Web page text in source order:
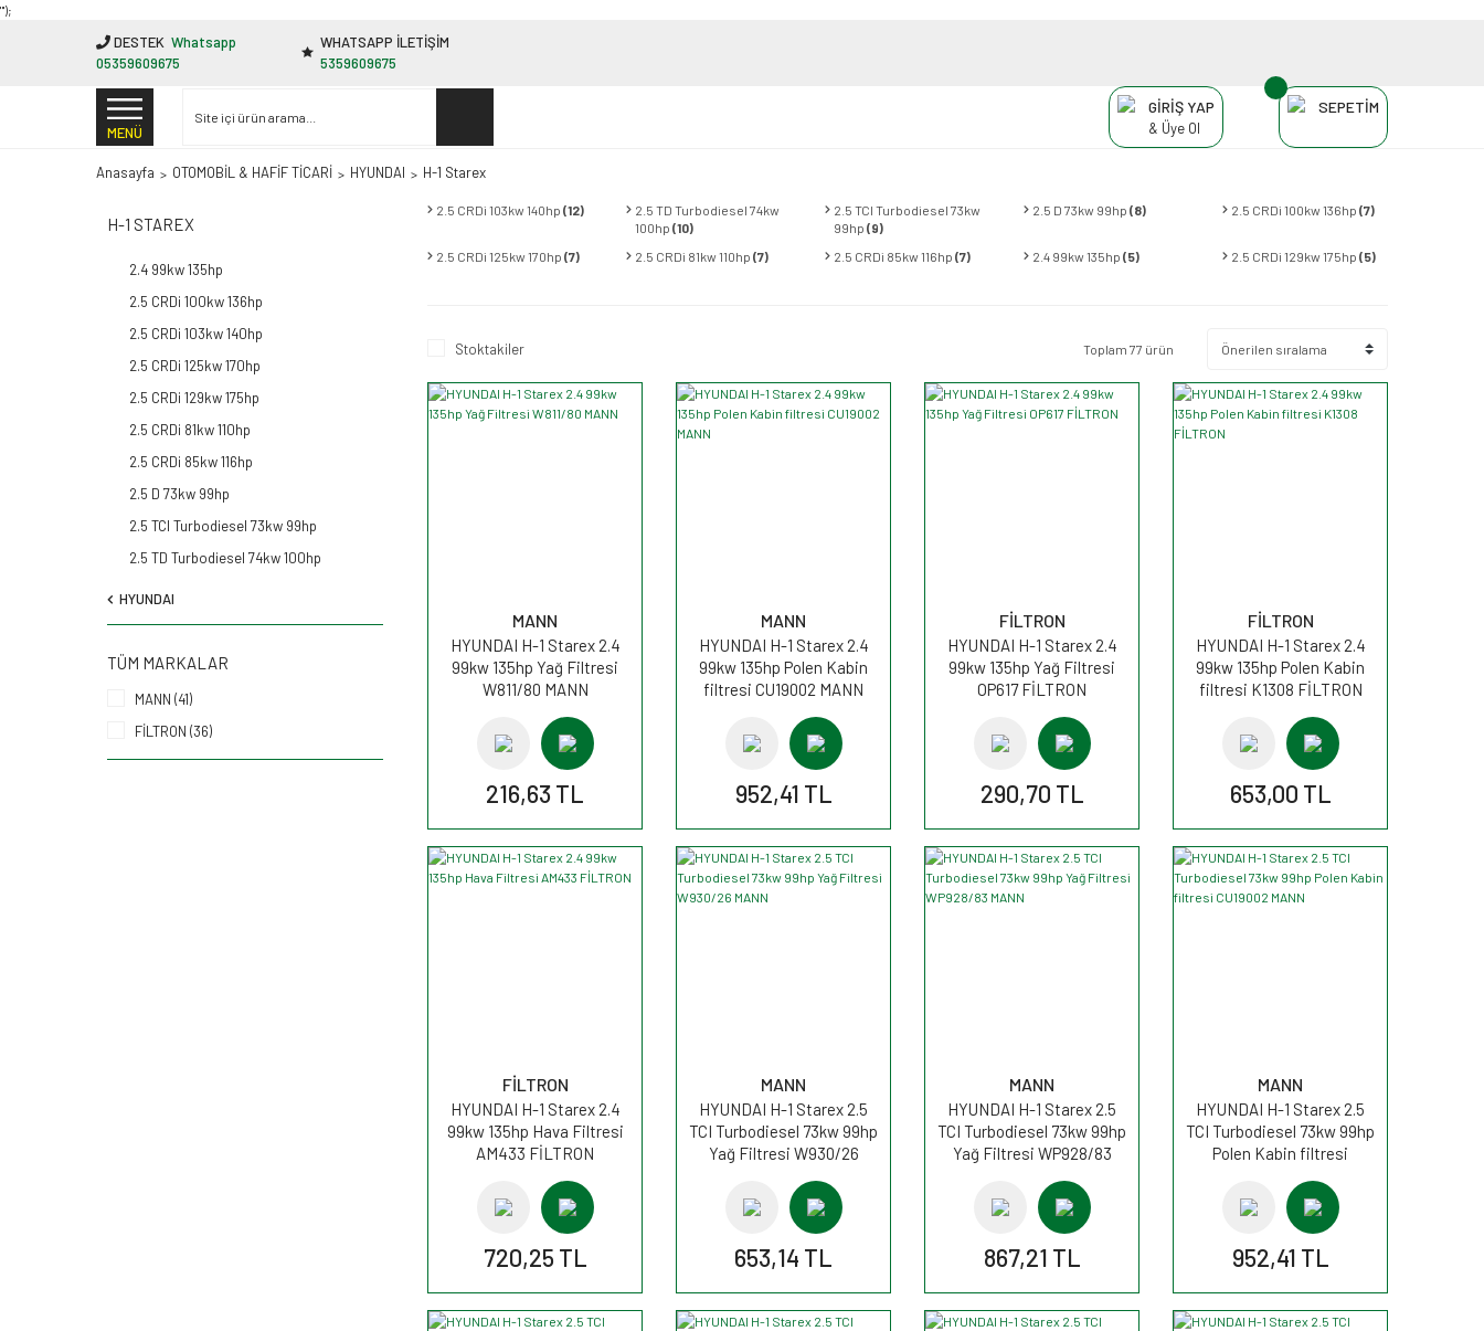
"');
DESTEK Whatsapp
05359609675
WHATSAPP İLETİŞİM
5359609675
MENÜ
GİRİŞ YAP
& Üye Ol
SEPETİM
Anasayfa OTOMOBİL & HAFİF TİCARİ HYUNDAI H-1 Starex
H-1 STAREX
2.4 99kw 135hp
2.5 CRDi 100kw 136hp
2.5 CRDi 103kw 140hp
2.5 CRDi 125kw 170hp
2.5 CRDi 129kw 175hp
2.5 CRDi 81kw 110hp
2.5 CRDi 85kw 116hp
2.5 D 73kw 99hp
2.5 TCI Turbodiesel 73kw 99hp
2.5 TD Turbodiesel 74kw 100hp
HYUNDAI
TÜM MARKALAR
MANN (41)
FİLTRON (36)
2.5 CRDi 103kw 140hp (12)
2.5 TD Turbodiesel 74kw
100hp (10)
2.5 TCI Turbodiesel 73kw
99hp (9)
2.5 D 73kw 99hp (8) 2.5 CRDi 100kw 136hp (7)
2.5 CRDi 125kw 170hp (7) 2.5 CRDi 81kw 110hp (7) 2.5 CRDi 85kw 116hp (7) 2.4 99kw 135hp (5) 2.5 CRDi 129kw 175hp (5)
Stoktakiler Toplam 77 ürün
MANN
HYUNDAI H-1 Starex 2.4
99kw 135hp Yağ Filtresi
W811/80 MANN
216,63 TL
MANN
HYUNDAI H-1 Starex 2.4
99kw 135hp Polen Kabin
filtresi CU19002 MANN
952,41 TL
FİLTRON
HYUNDAI H-1 Starex 2.4
99kw 135hp Yağ Filtresi
OP617 FİLTRON
290,70 TL
FİLTRON
HYUNDAI H-1 Starex 2.4
99kw 135hp Polen Kabin
filtresi K1308 FİLTRON
653,00 TL
FİLTRON
HYUNDAI H-1 Starex 2.4
99kw 135hp Hava Filtresi
AM433 FİLTRON
720,25 TL
MANN
HYUNDAI H-1 Starex 2.5
TCI Turbodiesel 73kw 99hp
Yağ Filtresi W930/26
653,14 TL
MANN
HYUNDAI H-1 Starex 2.5
TCI Turbodiesel 73kw 99hp
Yağ Filtresi WP928/83
867,21 TL
MANN
HYUNDAI H-1 Starex 2.5
TCI Turbodiesel 73kw 99hp
Polen Kabin filtresi
952,41 TL